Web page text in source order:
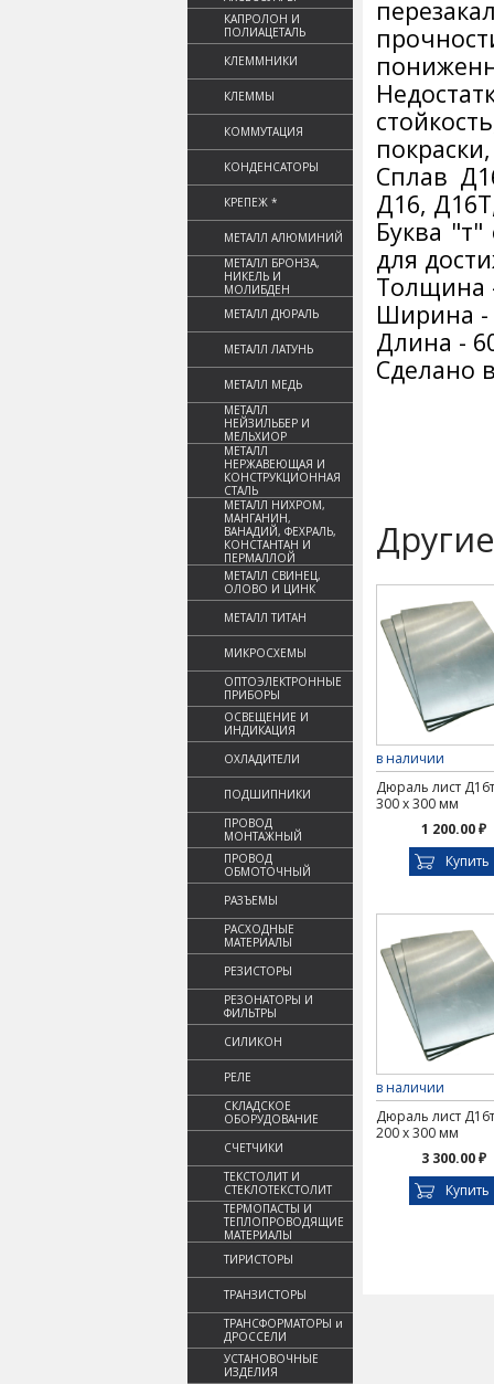
КАПРОЛОН И
ПОЛИАЦЕТАЛЬ
КЛЕММНИКИ
КЛЕММЫ
КОММУТАЦИЯ
КОНДЕНСАТОРЫ
КРЕПЕЖ *
МЕТАЛЛ АЛЮМИНИЙ
МЕТАЛЛ БРОНЗА,
НИКЕЛЬ И
МОЛИБДЕН
МЕТАЛЛ ДЮРАЛЬ
МЕТАЛЛ ЛАТУНЬ
МЕТАЛЛ МЕДЬ
МЕТАЛЛ
НЕЙЗИЛЬБЕР И
МЕЛЬХИОР
МЕТАЛЛ
НЕРЖАВЕЮЩАЯ И
КОНСТРУКЦИОННАЯ
СТАЛЬ
МЕТАЛЛ НИХРОМ,
МАНГАНИН,
ВАНАДИЙ, ФЕХРАЛЬ,
КОНСТАНТАН И
ПЕРМАЛЛОЙ
МЕТАЛЛ СВИНЕЦ,
ОЛОВО И ЦИНК
МЕТАЛЛ ТИТАН
МИКРОСХЕМЫ
ОПТОЭЛЕКТРОННЫЕ
ПРИБОРЫ
ОСВЕЩЕНИЕ И
ИНДИКАЦИЯ
ОХЛАДИТЕЛИ
ПОДШИПНИКИ
ПРОВОД
МОНТАЖНЫЙ
ПРОВОД
ОБМОТОЧНЫЙ
РАЗЪЕМЫ
РАСХОДНЫЕ
МАТЕРИАЛЫ
РЕЗИСТОРЫ
РЕЗОНАТОРЫ И
ФИЛЬТРЫ
СИЛИКОН
РЕЛЕ
СКЛАДСКОЕ
ОБОРУДОВАНИЕ
СЧЕТЧИКИ
ТЕКСТОЛИТ И
СТЕКЛОТЕКСТОЛИТ
ТЕРМОПАСТЫ И
ТЕПЛОПРОВОДЯЩИЕ
МАТЕРИАЛЫ
ТИРИСТОРЫ
ТРАНЗИСТОРЫ
ТРАНСФОРМАТОРЫ и
ДРОССЕЛИ
УСТАНОВОЧНЫЕ
ИЗДЕЛИЯ
Сплав
Д16,
Буква
для
Толщина
Ширина -
Длина -
Сделано
в наличии
Дюраль лист
300 х 300 мм
1 200.00 ₽
Купить
в наличии
Дюраль лист
200 х 300 мм
3 300.00 ₽
Купить